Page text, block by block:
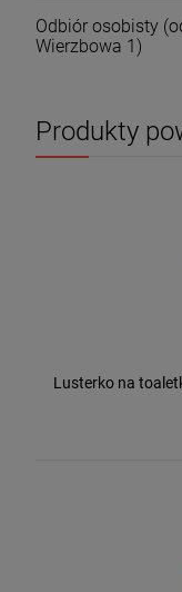
Odbiór osobisty
Wierzbowa 1)
Produkty
Lusterko na